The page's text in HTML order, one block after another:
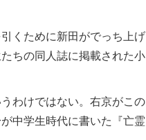
くために新田がでっち上げ
ちの同人誌に掲載された小
わけではない。右京がこの
中学生時代に書いた『亡霊